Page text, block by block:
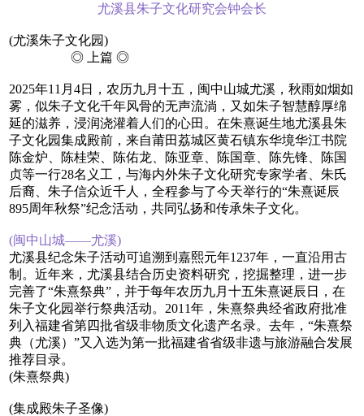
尤溪县朱子文化研究会钟会长
(尤溪朱子文化园)
◎ 上篇 ◎
2025年11月4日，农历九月十五，闽中山城尤溪，秋雨如烟如
雾，似朱子文化千年风骨的无声流淌，又如朱子智慧醇厚绵
延的滋养，浸润浇灌着人们的心田。在朱熹诞生地尤溪县朱
子文化园集成殿前，来自莆田荔城区黄石镇东华境华江书院
陈金炉、陈桂荣、陈佑龙、陈亚章、陈国章、陈先锋、陈国
贞等一行28名义工，与海内外朱子文化研究专家学者、朱氏
后裔、朱子信众近千人，全程参与了今天举行的“朱熹诞辰
895周年秋祭”纪念活动，共同弘扬和传承朱子文化。
(闽中山城——尤溪)
尤溪县纪念朱子活动可追溯到嘉熙元年1237年，一直沿用古
制。近年来，尤溪县结合历史资料研究，挖掘整理，进一步
完善了“朱熹祭典”，并于每年农历九月十五朱熹诞辰日，在
朱子文化园举行祭典活动。2011年，朱熹祭典经省政府批准
列入福建省第四批省级非物质文化遗产名录。去年，“朱熹祭
典（尤溪）”又入选为第一批福建省省级非遗与旅游融合发展
推荐目录。
(朱熹祭典)
(集成殿朱子圣像)